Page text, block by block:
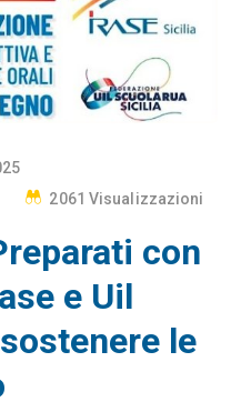
2061 Visualizzazioni
con
e Uil
le